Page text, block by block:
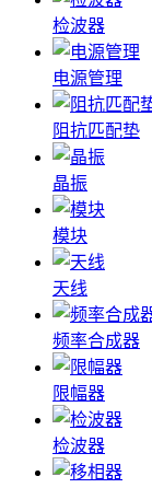
检波器
电源管理
阻抗匹配垫
晶振
模块
天线
频率合成器
限幅器
检波器